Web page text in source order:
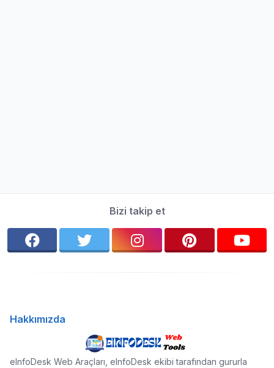
Bizi takip et
Hakkımızda
eInfoDesk Web Araçları, eInfoDesk ekibi tarafından gururla